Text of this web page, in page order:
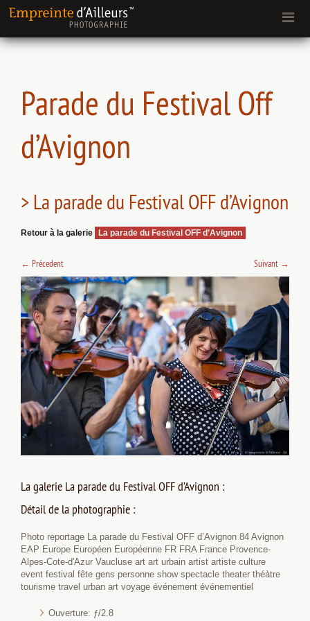
Parade du Festival Off
d’Avignon
> La parade du Festival OFF d’Avignon
Retour à la galerie La parade du Festival OFF d’Avignon
← Précedent Suivant →
La galerie La parade du Festival OFF d’Avignon :
Détail de la photographie :
Photo reportage La parade du Festival OFF d’Avignon 84 Avignon
EAP Europe Européen Européenne FR FRA France Provence-
Alpes-Cote-d'Azur Vaucluse art art urbain artist artiste culture
event festival fête gens personne show spectacle theater théàtre
tourisme travel urban art voyage événement événementiel
Ouverture: ƒ/2.8